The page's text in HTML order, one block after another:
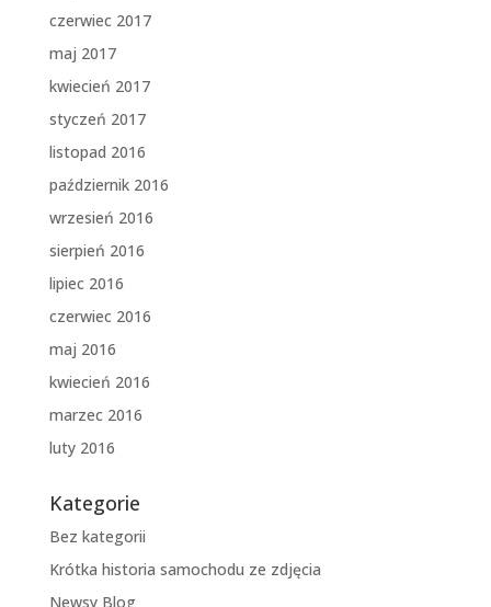
czerwiec 2017
maj 2017
kwiecień 2017
styczeń 2017
listopad 2016
październik 2016
wrzesień 2016
sierpień 2016
lipiec 2016
czerwiec 2016
maj 2016
kwiecień 2016
marzec 2016
luty 2016
Kategorie
Bez kategorii
Krótka historia samochodu ze zdjęcia
Newsy Blog